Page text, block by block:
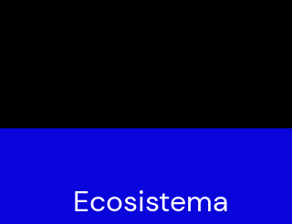
Ecosistema